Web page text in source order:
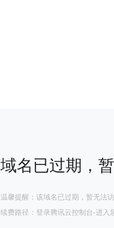
域名已过期，
温馨提醒：该域名已过期，暂无法
续费路径：登录腾讯云控制台-进入